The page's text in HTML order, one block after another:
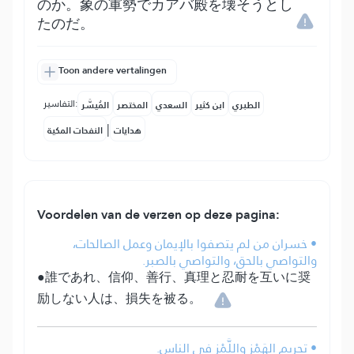
のか。象の軍勢でカアバ殿を壊そうとし
たのだ。
Toon andere vertalingen
التفاسير: المُيسَّر المختصر السعدي ابن كثير الطبري
النفحات المكية | هدايات
Voordelen van de verzen op deze pagina:
• خسران من لم يتصفوا بالإيمان وعمل الصالحات،
والتواصي بالحق، والتواصي بالصبر.
●誰であれ、信仰、善行、真理と忍耐を互いに奨
励しない人は、損失を被る。
• تحريم الهَمْز واللَّمْز في الناس.